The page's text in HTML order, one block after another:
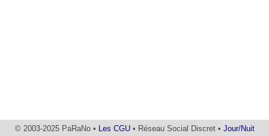
© 2003-2025 PaRaNo • Les CGU• Réseau Social Discret • Jour/Nuit